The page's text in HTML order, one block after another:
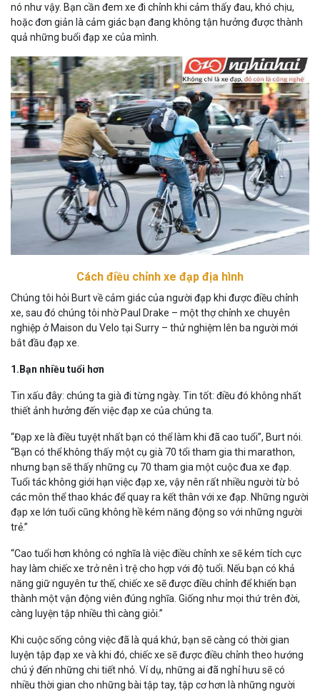
nó như vậy. Bạn cần đem xe đi chỉnh khi cảm thấy đau, khó chịu,
hoặc đơn giản là cảm giác bạn đang không tận hưởng được thành
quả những buổi đạp xe của mình.
Cách điều chỉnh xe đạp địa hình
Chúng tôi hỏi Burt về cảm giác của người đạp khi được điều chỉnh
xe, sau đó chúng tôi nhờ Paul Drake – một thợ chỉnh xe chuyên
nghiệp ở Maison du Velo tại Surry – thử nghiệm lên ba người mới
bắt đầu đạp xe.
1.Bạn nhiều tuổi hơn
Tin xấu đây: chúng ta già đi từng ngày. Tin tốt: điều đó không nhất
thiết ảnh hưởng đến việc đạp xe của chúng ta.
“Đạp xe là điều tuyệt nhất bạn có thể làm khi đã cao tuổi”, Burt nói.
“Bạn có thể không thấy một cụ già 70 tổi tham gia thi marathon,
nhưng bạn sẽ thấy những cụ 70 tham gia một cuộc đua xe đạp.
Tuổi tác không giới hạn việc đạp xe, vậy nên rất nhiều người từ bỏ
các môn thể thao khác để quay ra kết thân với xe đạp. Những người
đạp xe lớn tuổi cũng không hề kém năng động so với những người
trẻ.”
“Cao tuổi hơn không có nghĩa là việc điều chỉnh xe sẽ kém tích cực
hay làm chiếc xe trở nên ì trệ cho hợp với độ tuổi. Nếu bạn có khả
năng giữ nguyên tư thế, chiếc xe sẽ được điều chỉnh để khiến bạn
thành một vận động viên đúng nghĩa. Giống như mọi thứ trên đời,
càng luyện tập nhiều thì càng giỏi.”
Khi cuộc sống công việc đã là quá khứ, bạn sẽ càng có thời gian
luyện tập đạp xe và khi đó, chiếc xe sẽ được điều chỉnh theo hướng
chú ý đến những chi tiết nhỏ. Ví dụ, những ai đã nghỉ hưu sẽ có
nhiều thời gian cho những bài tập tay, tập cơ hơn là những người